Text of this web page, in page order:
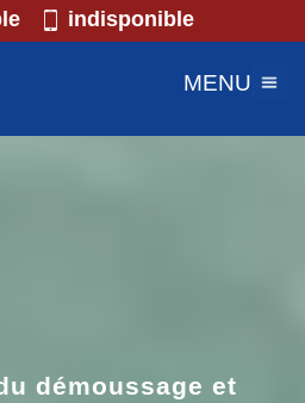
indisponible
MENU
démoussage et